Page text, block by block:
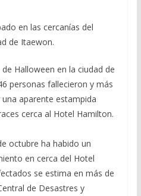
en las cercanías del
de Itaewon.
Halloween en la ciudad de
personas fallecieron y más
aparente estampida
cerca al Hotel Hamilton.
octubre ha habido un
en cerca del Hotel
se estima en más de
de Desastres y